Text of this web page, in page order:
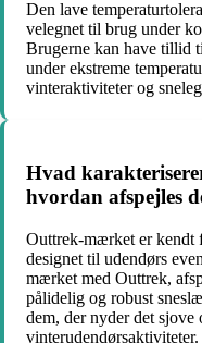
Den lave
velegnet til brug under
Brugerne kan have tillid
under ekstreme
vinteraktiviteter og
Hvad
hvordan afspejles
Outtrek-mærket er kendt
designet til udendørs
mærket med Outtrek,
pålidelig og robust
dem, der nyder det sjove
vinterudendørsaktiviteter.